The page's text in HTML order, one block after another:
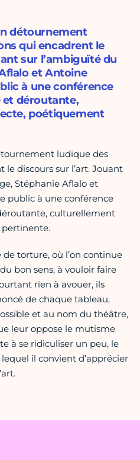
détournement
qui encadrent le
sur l’ambiguïté du
et Antoine
à une conférence
déroutante,
poétiquement
ludique des
discours sur l’art. Jouant
Stéphanie Aflalo et
public à une conférence
culturellement
de torture, où l’on continue
bon sens, à vouloir faire
rien à avouer, ils
de chaque tableau,
et au nom du théâtre,
leur oppose le mutisme
à se ridiculiser un peu, le
il convient d’apprécier